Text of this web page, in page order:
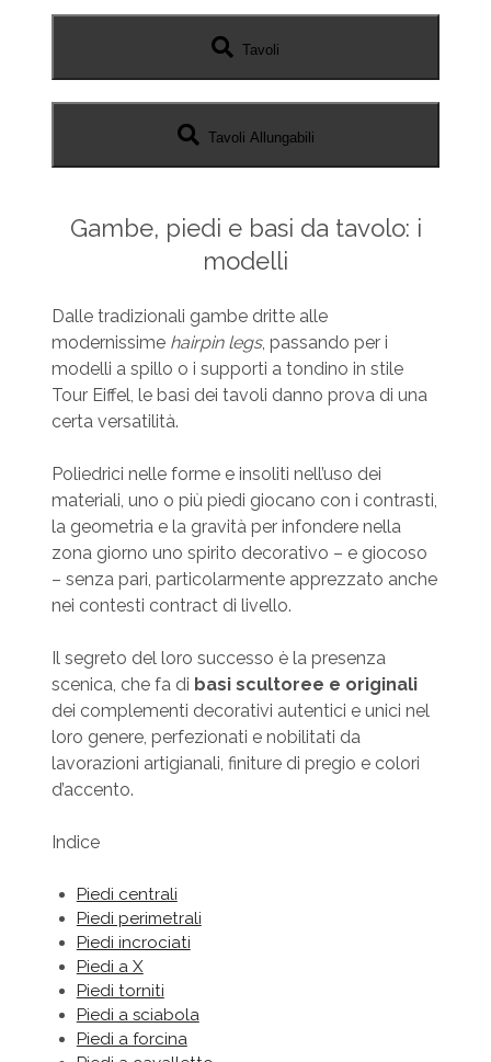
Tavoli
Tavoli Allungabili
Gambe, piedi e basi da tavolo: i
modelli
Dalle tradizionali gambe dritte alle
modernissime hairpin legs, passando per i
modelli a spillo o i supporti a tondino in stile
Tour Eiffel, le basi dei tavoli danno prova di una
certa versatilità.
Poliedrici nelle forme e insoliti nell’uso dei
materiali, uno o più piedi giocano con i contrasti,
la geometria e la gravità per infondere nella
zona giorno uno spirito decorativo – e giocoso
– senza pari, particolarmente apprezzato anche
nei contesti contract di livello.
Il segreto del loro successo è la presenza
scenica, che fa di basi scultoree e originali
dei complementi decorativi autentici e unici nel
loro genere, perfezionati e nobilitati da
lavorazioni artigianali, finiture di pregio e colori
d’accento.
Indice
Piedi centrali
Piedi perimetrali
Piedi incrociati
Piedi a X
Piedi torniti
Piedi a sciabola
Piedi a forcina